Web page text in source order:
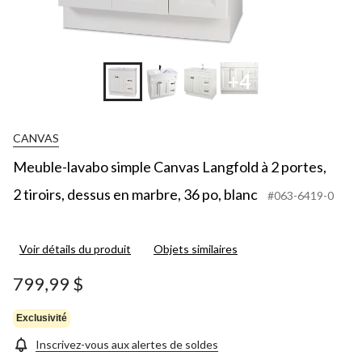
+4
CANVAS
Meuble-lavabo simple Canvas Langfold à 2 portes,
2 tiroirs, dessus en marbre, 36 po, blanc
#063-6419-0
Voir détails du produit Objets similaires
799,99 $
Exclusivité
Inscrivez-vous aux alertes de soldes